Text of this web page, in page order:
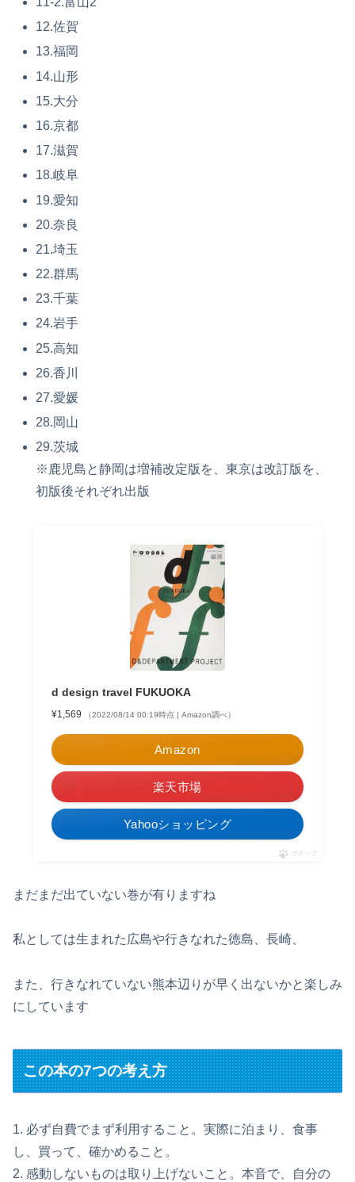
12.佐賀
13.福岡
14.山形
15.大分
16.京都
17.滋賀
18.岐阜
19.愛知
20.奈良
21.埼玉
22.群馬
23.千葉
24.岩手
25.高知
26.香川
27.愛媛
28.岡山
29.茨城
※鹿児島と静岡は増補改定版を、東京は改訂版を、
初版後それぞれ出版
d design travel FUKUOKA
¥1,569 （2022/08/14 00:19時点 | Amazon調べ）
Amazon
楽天市場
Yahooショッピング
ポチップ
まだまだ出ていない巻が有りますね
私としては生まれた広島や行きなれた徳島、長崎、
また、行きなれていない熊本辺りが早く出ないかと楽しみ
にしています
この本の7つの考え方
1. 必ず自費でまず利用すること。実際に泊まり、食事
し、買って、確かめること。
2. 感動しないものは取り上げないこと。本音で、自分の